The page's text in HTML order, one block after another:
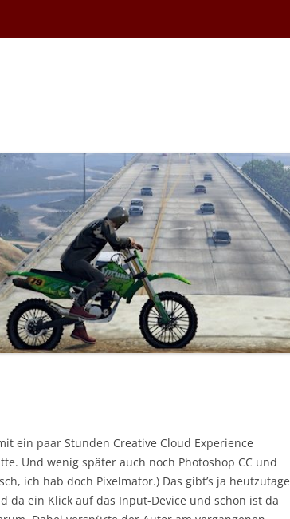
ein paar Stunden Creative Cloud Experience
Und wenig später auch noch Photoshop CC und
ich hab doch Pixelmator.) Das gibt’s ja heutzutage
da ein Klick auf das Input-Device und schon ist da